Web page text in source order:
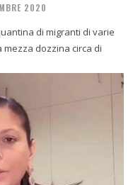
2020
di migranti di varie
dozzina circa di